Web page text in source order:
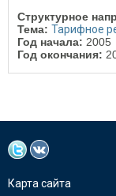
Структурное
Тема: Тарифное
Год начала: 2005
Год окончания:
Карта сайта